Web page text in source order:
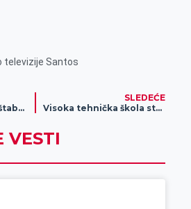
televizije Santos
Preporuka Kriznog štaba koja se odnosi na predstojeće izbore
SLEDEĆE
Visoka tehnička škola strukovnih studija u Zrenjaninu prima 340 brucoša
VESTI